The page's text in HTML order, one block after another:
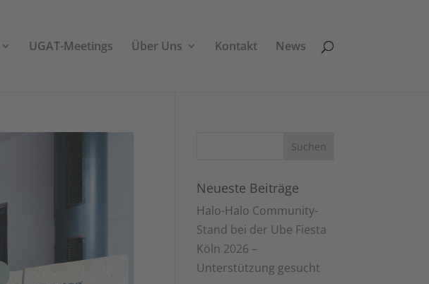
UGAT-Meetings Über Uns Kontakt News
Neueste Beiträge
Halo-Halo Community-
Stand bei der Ube Fiesta
Köln 2026 –
Unterstützung gesucht